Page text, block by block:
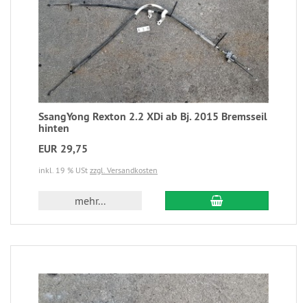
SsangYong Rexton 2.2 XDi ab Bj. 2015 Bremsseil
hinten
EUR 29,75
inkl. 19 % USt zzgl. Versandkosten
mehr...